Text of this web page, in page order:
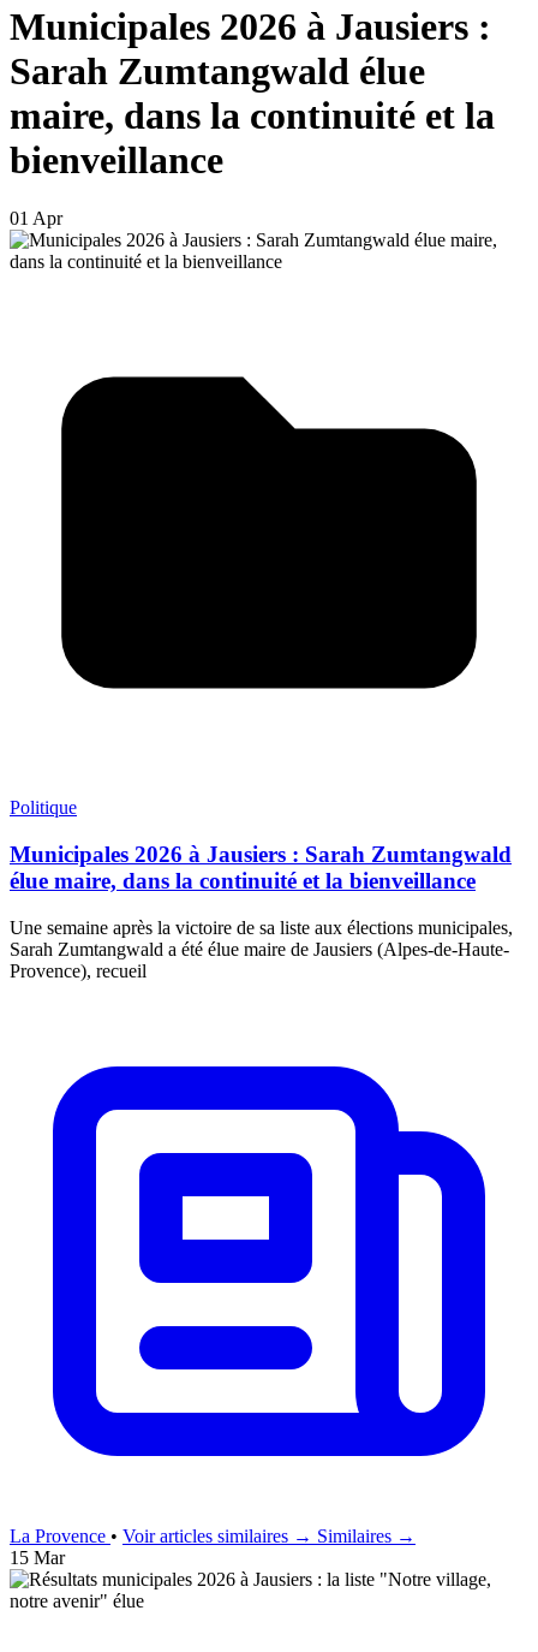
Municipales 2026 à Jausiers :
Sarah Zumtangwald élue
maire, dans la continuité et la
bienveillance
01 Apr
Politique
Municipales 2026 à Jausiers : Sarah Zumtangwald
élue maire, dans la continuité et la bienveillance
Une semaine après la victoire de sa liste aux élections municipales,
Sarah Zumtangwald a été élue maire de Jausiers (Alpes-de-Haute-
Provence), recueil
La Provence • Voir articles similaires → Similaires →
15 Mar